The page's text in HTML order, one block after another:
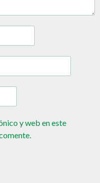
y web en este